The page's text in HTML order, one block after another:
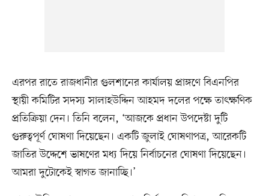
এরপর রাতে রাজধানীর গুলশানের কার্যালয় প্রাঙ্গণে বিএনপির
স্থায়ী কমিটির সদস্য সালাহউদ্দিন আহমদ দলের পক্ষে তাৎক্ষণিক
প্রতিক্রিয়া দেন। তিনি বলেন, ‘আজকে প্রধান উপদেষ্টা দুটি
গুরুত্বপূর্ণ ঘোষণা দিয়েছেন। একটি জুলাই ঘোষণাপত্র, আরেকটি
জাতির উদ্দেশে ভাষণের মধ্য দিয়ে নির্বাচনের ঘোষণা দিয়েছেন।
আমরা দুটোকেই স্বাগত জানাচ্ছি।’